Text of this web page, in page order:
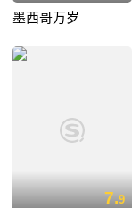
墨西哥万岁
7.9